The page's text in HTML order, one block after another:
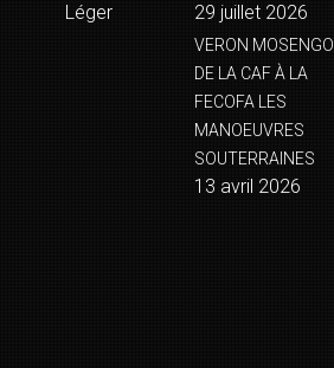
Léger
29 juillet 2026
VERON MOSENGO
DE LA CAF À LA
FECOFA LES
MANOEUVRES
SOUTERRAINES
13 avril 2026